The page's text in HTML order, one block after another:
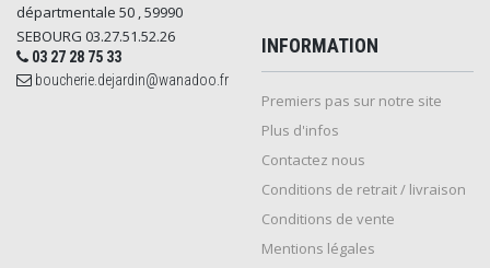
départmentale 50 , 59990
SEBOURG 03.27.51.52.26
03 27 28 75 33
boucherie.dejardin@wanadoo.fr
INFORMATION
Premiers pas sur notre site
Plus d'infos
Contactez nous
Conditions de retrait / livraison
Conditions de vente
Mentions légales